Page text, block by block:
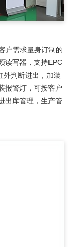
户需求量身订制的
读写器，支持EPC
外判断进出，加装
报警灯，可按客户
出库管理，生产管